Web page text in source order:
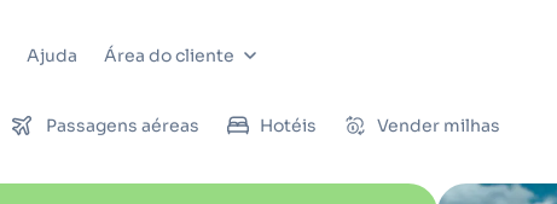
Ajuda Área do cliente
Passagens aéreas Hotéis Vender milhas